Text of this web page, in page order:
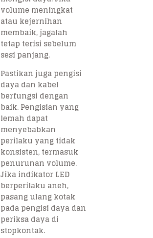
volume meningkat
atau kejernihan
membaik, jagalah
tetap terisi sebelum
sesi panjang.
Pastikan juga pengisi
daya dan kabel
berfungsi dengan
baik. Pengisian yang
lemah dapat
menyebabkan
perilaku yang tidak
konsisten, termasuk
penurunan volume.
Jika indikator LED
berperilaku aneh,
pasang ulang kotak
pada pengisi daya dan
periksa daya di
stopkontak.